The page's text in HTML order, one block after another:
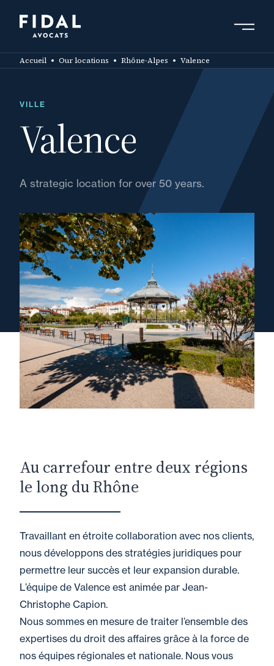
content
Accueil Our locations Rhône-Alpes Valence
VILLE
Valence
A strategic location for over 50 years.
Au carrefour entre deux régions
le long du Rhône
Travaillant en étroite collaboration avec nos clients,
nous développons des stratégies juridiques pour
permettre leur succès et leur expansion durable.
L’équipe de Valence est animée par Jean-
Christophe Capion.
Nous sommes en mesure de traiter l’ensemble des
expertises du droit des affaires grâce à la force de
nos équipes régionales et nationale. Nous vous